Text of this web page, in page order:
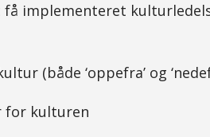
implementeret
(både ‘oppefra’ og
for kulturen